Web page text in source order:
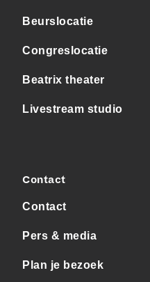
Beurslocatie
Congreslocatie
Beatrix theater
Livestream studio
Contact
Contact
Pers & media
Plan je bezoek